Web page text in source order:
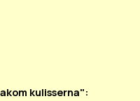
kulisserna":